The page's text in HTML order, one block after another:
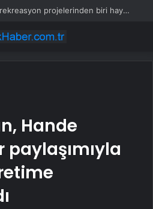
Şanlıurfa’nın en büyük rekreasyon projelerinden biri hayata geçiyor
Hande